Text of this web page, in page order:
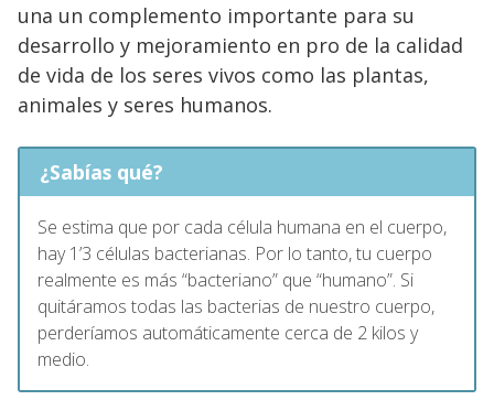
una un complemento importante para su
desarrollo y mejoramiento en pro de la calidad
de vida de los seres vivos como las plantas,
animales y seres humanos.
¿Sabías qué?
Se estima que por cada célula humana en el cuerpo,
hay 1’3 células bacterianas. Por lo tanto, tu cuerpo
realmente es más “bacteriano” que “humano”. Si
quitáramos todas las bacterias de nuestro cuerpo,
perderíamos automáticamente cerca de 2 kilos y
medio.